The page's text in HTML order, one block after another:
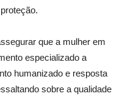
que a mulher em
especializado a
humanizado e resposta
sobre a qualidade